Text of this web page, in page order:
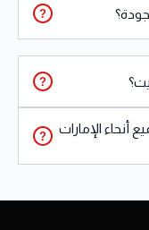
?
?
?
الإمارات